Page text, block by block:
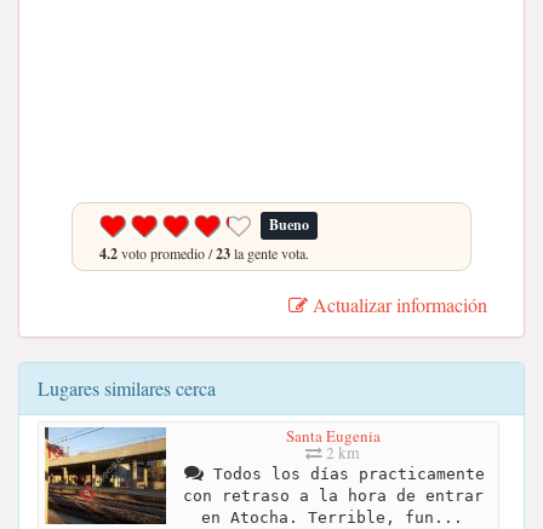
Bueno
4.2voto promedio /23la gente vota.
Actualizar información
Lugares similares cerca
Santa Eugenia
2 km
Todos los días practicamente
con retraso a la hora de entrar
en Atocha. Terrible, fun...